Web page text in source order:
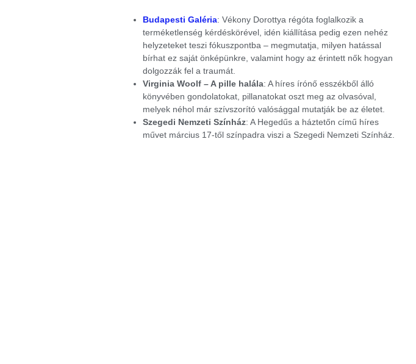
Budapesti Galéria: Vékony Dorottya régóta foglalkozik a
terméketlenség kérdéskörével, idén kiállítása pedig ezen nehéz
helyzeteket teszi fókuszpontba – megmutatja, milyen hatással
bírhat ez saját önképünkre, valamint hogy az érintett nők hogyan
dolgozzák fel a traumát.
Virginia Woolf – A pille halála: A híres írónő esszékből álló
könyvében gondolatokat, pillanatokat oszt meg az olvasóval,
melyek néhol már szívszorító valósággal mutatják be az életet.
Szegedi Nemzeti Színház: A Hegedűs a háztetőn című híres
művet március 17-től színpadra viszi a Szegedi Nemzeti Színház.